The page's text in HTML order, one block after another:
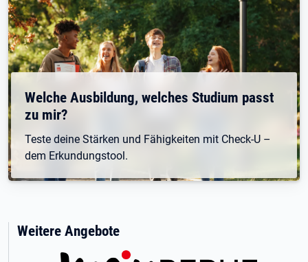
Welche Ausbildung, welches Studium passt
zu mir?
Teste deine Stärken und Fähigkeiten mit Check-U –
dem Erkundungstool.
Weitere Angebote